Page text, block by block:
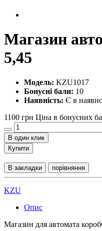
Магазин
5,45
Модель: KZU1017
Бонусні бали: 10
Наявність: Є в
1100 грн Ціна в бонусних
В один клик
Купити
В закладки порівняння
KZU
Опис
Магазин для автомата